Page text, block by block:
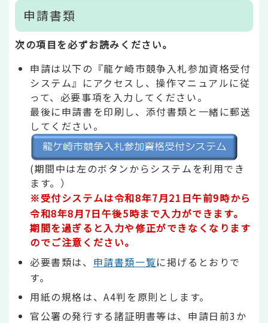
申請書類
次の項目を必ずお読みください。
申請は以下の『龍ケ崎市競争入札参加資格受付
システム』にアクセスし、操作マニュアルに従
って、必要事項を入力してください。
最後に申請書を印刷し、添付書類と一緒に郵送
してください。
(期間中は左のボタンからシステムを利用でき
ます。）
※受付システムは令和8年7月21日午前9時から
令和8年8月7日午後5時まで入力ができます。
期間を過ぎると入力や修正ができなくなります
のでご注意ください。
必要書類は、 申請書類一覧に掲げるとおりで
す。
用紙の規格は、A4判を原則とします。
官公署の発行する諸証明書等は、申請日前3か